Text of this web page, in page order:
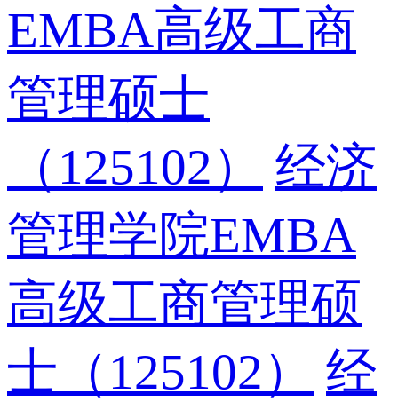
EMBA高级工商
管理硕士
（125102）
经济
管理学院EMBA
高级工商管理硕
士（125102）
经